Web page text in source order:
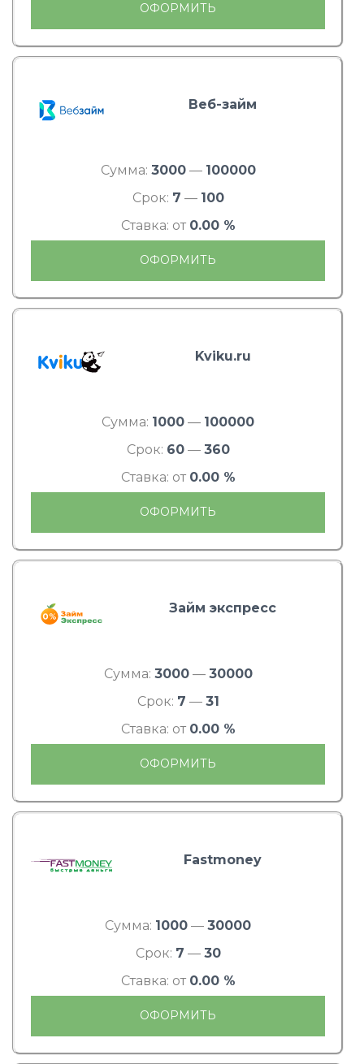
ОФОРМИТЬ
Веб-займ
Сумма: 3000— 100000
Срок: 7 — 100
Ставка: от 0.00 %
ОФОРМИТЬ
Kviku.ru
Сумма: 1000 — 100000
Срок: 60— 360
Ставка: от 0.00 %
ОФОРМИТЬ
Займ экспресс
Сумма: 3000— 30000
Срок: 7 — 31
Ставка: от 0.00 %
ОФОРМИТЬ
Fastmoney
Сумма: 1000 — 30000
Срок: 7 — 30
Ставка: от 0.00 %
ОФОРМИТЬ